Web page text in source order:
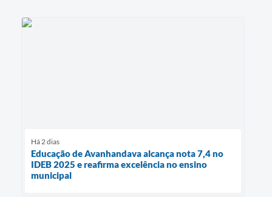
Há 2 dias
Educação de Avanhandava alcança nota 7,4 no
IDEB 2025 e reafirma excelência no ensino
municipal